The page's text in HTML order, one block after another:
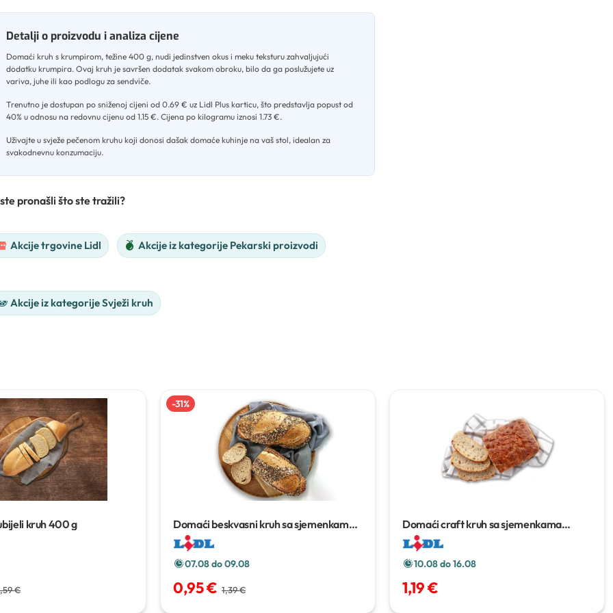
Detalji o proizvodu i analiza cijene
Domaći kruh s krumpirom, težine 400 g, nudi jedinstven okus i meku teksturu zahvaljujući
dodatku krumpira. Ovaj kruh je savršen dodatak svakom obroku, bilo da ga poslužujete uz
variva, juhe ili kao podlogu za sendviče.
Trenutno je dostupan po sniženoj cijeni od 0.69 € uz Lidl Plus karticu, što predstavlja popust od
40% u odnosu na redovnu cijenu od 1.15 €. Cijena po kilogramu iznosi 1.73 €.
Uživajte u svježe pečenom kruhu koji donosi dašak domaće kuhinje na vaš stol, idealan za
svakodnevnu konzumaciju.
pronašli što ste tražili?
Akcije trgovine Lidl Akcije iz kategorije Pekarski proizvodi
Akcije iz kategorije Svježi kruh
kruh400 g
€
-31%
Domaći beskvasni kruh sa sjemenkama
400 g
07.08 do 09.08
0,95 € 1,39 €
Domaći craft kruh sa sjemenkama
suncokreta
10.08 do 16.08
1,19 €